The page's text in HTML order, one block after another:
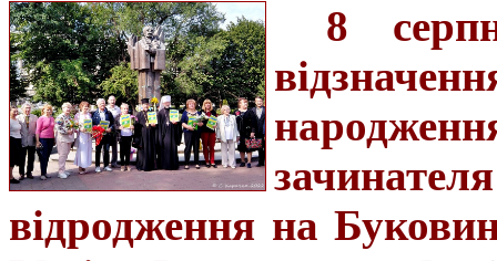
8
відродження на